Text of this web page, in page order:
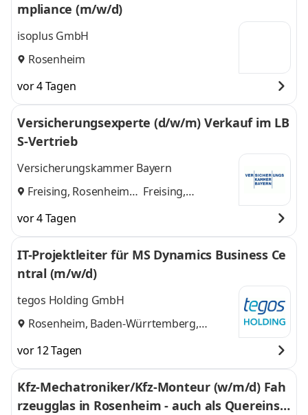
mpliance (m/w/d)
isoplus GmbH
Rosenheim
vor 4 Tagen
Versicherungsexperte (d/w/m) Verkauf im LB
S-Vertrieb
Versicherungskammer Bayern
Freising, Rosenheim
Freising,
vor 4 Tagen
IT-Projektleiter für MS Dynamics Business Ce
ntral (m/w/d)
tegos Holding GmbH
Rosenheim, Baden-Würrtemberg,
vor 12 Tagen
Kfz-Mechatroniker/Kfz-Monteur (w/m/d) Fah
rzeugglas in Rosenheim - auch als Quereinsti